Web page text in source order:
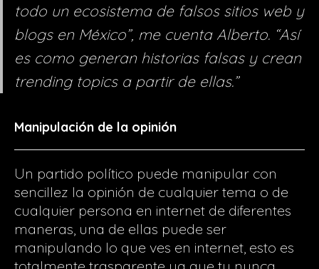
todo un ecosistema de falsos sitios web y
blogs en México”, me cuenta Alberto. “Así
es como generan historias falsas y crean
trending topics a partir de ellas.”
Manipulación de la opinión
Un partido político puede manipular con
sencillez la opinión de cualquier tema o de
cualquier persona en internet de diferentes
maneras, una de ellas puede ser
manipulando lo que ves en internet, esto es